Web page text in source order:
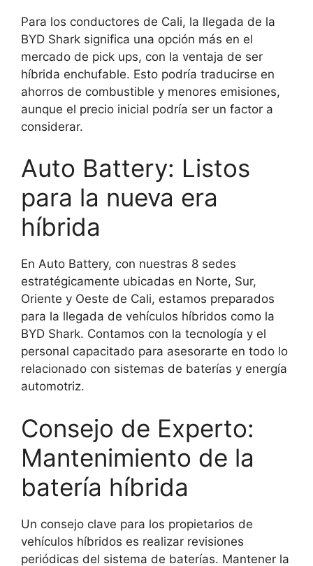
Para los conductores de Cali, la llegada de la
BYD Shark significa una opción más en el
mercado de pick ups, con la ventaja de ser
híbrida enchufable. Esto podría traducirse en
ahorros de combustible y menores emisiones,
aunque el precio inicial podría ser un factor a
considerar.
Auto Battery: Listos
para la nueva era
híbrida
En Auto Battery, con nuestras 8 sedes
estratégicamente ubicadas en Norte, Sur,
Oriente y Oeste de Cali, estamos preparados
para la llegada de vehículos híbridos como la
BYD Shark. Contamos con la tecnología y el
personal capacitado para asesorarte en todo lo
relacionado con sistemas de baterías y energía
automotriz.
Consejo de Experto:
Mantenimiento de la
batería híbrida
Un consejo clave para los propietarios de
vehículos híbridos es realizar revisiones
periódicas del sistema de baterías. Mantener la